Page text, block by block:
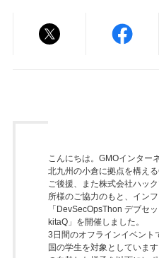
こんにちは。GMOインター
北九州の小倉に拠点を構え
ご後援、また株式会社ハッ
所様のご協力のもと、イン
「DevSecOpsThon デブセ
kitaQ」を開催しました。
3日間のオフラインイベント
国の学生を対象としていま